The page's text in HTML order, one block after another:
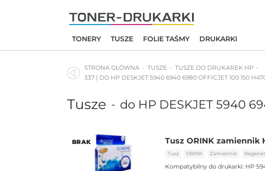
TONERY TUSZE FOLIE TAŚMY DRUKARKI
STRONA GŁÓWNA TUSZE
TUSZE DO DRUKAREK HP
337 | DO HP DESKJET 5940 6940 6980 OFFICJET 100 150
Tusze - do HP DESKJET 5940
BRAK Tusz ORINK zamiennik
Tusz ORINK Zamiennik
Kompatybilny do drukarki: HP